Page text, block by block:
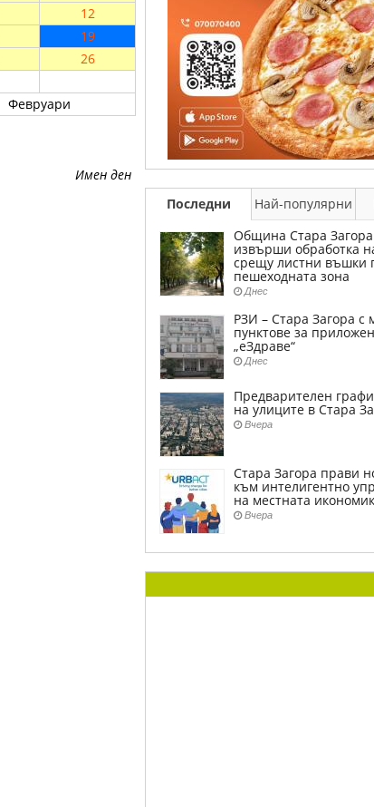
12
19
26
Февруари
Имен ден
Последни
Най-популярни
Община Стара
извърши обработка
срещу листни въшки
пешеходната зона
Днес
РЗИ – Стара Загора с
пунктове за
„еЗдраве“
Днес
Предварителен
на улиците в Стара
Вчера
Стара Загора прави
към интелигентно
на местната
Вчера